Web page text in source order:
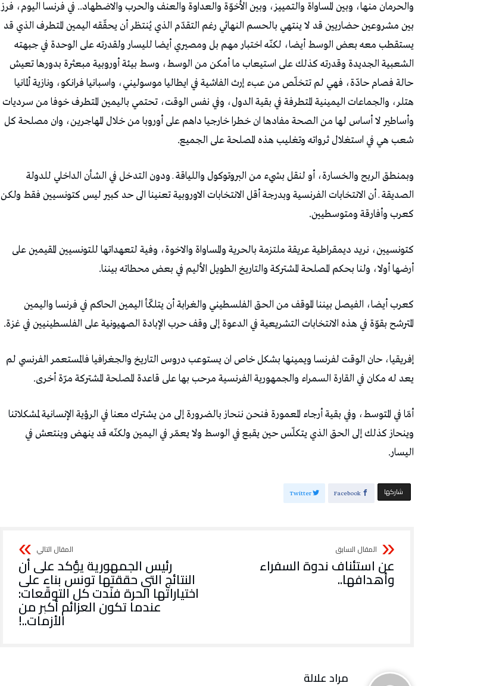
والحرمان منها، وبين المساواة والتمييز، وبين الأخوّة والعداوة والعنف والحرب والاضطهاد.. في فرنسا اليوم، فرز
بين مشروعين حضاريين قد لا ينتهي بالحسم النهائي رغم التقدّم الذي يُنتظر أن يحقّقه اليمين المتطرف الذي قد
يستقطب معه بعض الوسط أيضا، لكنّه اختبار مهم بل ومصيري أيضا لليسار ولقدرته على الوحدة في جبهته
الشعبية الجديدة وقدرته كذلك على استيعاب ما أمكن من الوسط، وسط بيئة أوروبية مبعثرة بدورها تعيش
حالة فصام حادّة، فهي لم تتخلّص من عبء إرث الفاشية في ايطاليا موسوليني، واسبانيا فرانكو، ونازية ألمانيا
هتلر، والجماعات اليمينية المتطرفة في بقية الدول، وفي نفس الوقت، تحتمي باليمين المتطرف خوفا من سرديات
وأساطير لا أساس لها من الصحة مفادها ان خطرا خارجيا داهم على أوروبا من خلال المهاجرين، وان مصلحة كل
شعب هي في استغلال ثرواته وتغليب هذه المصلحة على الجميع.
وبمنطق الربح والخسارة، أو لنقل بشيء من البروتوكول واللياقة ـ ودون التدخل في الشأن الداخلي للدولة
الصديقة ـ أن الانتخابات الفرنسية وبدرجة أقل الانتخابات الاوروبية تعنينا الى حد كبير ليس كتونسيين فقط ولكن
كعرب وأفارقة ومتوسطيين.
كتونسيين، نريد ديمقراطية عريقة ملتزمة بالحرية والمساواة والاخوة، وفية لتعهداتها للتونسيين المقيمين على
أرضها أولا، ولنا بحكم المصلحة المشتركة والتاريخ الطويل الأليم في بعض محطاته بيننا.
كعرب أيضا، الفيصل بيننا الموقف من الحق الفلسطيني والغرابة أن يتلكّأ اليمين الحاكم في فرنسا واليمين
المترشح بقوّة في هذه الانتخابات التشريعية في الدعوة إلى وقف حرب الإبادة الصهيونية على الفلسطينيين في غزة.
إفريقيا، حان الوقت لفرنسا ويمينها بشكل خاص ان يستوعب دروس التاريخ والجغرافيا فالمستعمر الفرنسي لم
يعد له مكان في القارة السمراء والجمهورية الفرنسية مرحب بها على قاعدة المصلحة المشتركة مرّة أخرى.
أمّا في المتوسط، وفي بقية أرجاء المعمورة فنحن ننحاز بالضرورة إلى من يشترك معنا في الرؤية الإنسانية لمشكلاتنا
وينحاز كذلك إلى الحق الذي يتكلّس حين يقبع في الوسط ولا يعمّر في اليمين ولكنّه قد ينهض وينتعش في
اليسار.
‫‫ شاركها‬ Facebook
Twitter
عن استئناف ندوة السفراء
وأهدافها..
رئيس الجمهورية يؤكد على أن
النتائج التي حققتها تونس بناء على
اختياراتها الحرة فنّدت كل التوقّعات:
عندما تكون العزائم أكبر من
الأزمات..!
مراد علالة